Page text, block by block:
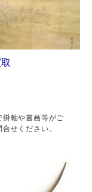
掛軸や書画等がご
せください。